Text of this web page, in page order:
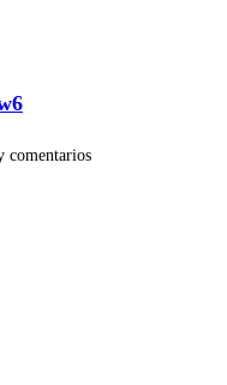
comentarios